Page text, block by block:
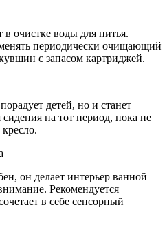
очистке воды для питья.
периодически очищающий
с запасом картриджей.
детей, но и станет
на тот период, пока не
он делает интерьер ванной
Рекомендуется
в себе сенсорный